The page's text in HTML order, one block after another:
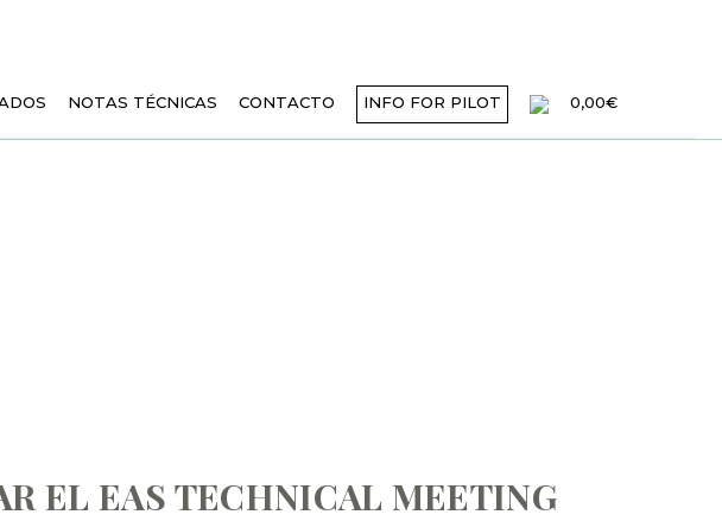
NOTAS TÉCNICAS CONTACTO INFO FOR PILOT 0,00€
EL EAS TECHNICAL MEETING